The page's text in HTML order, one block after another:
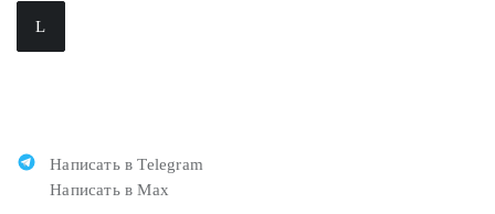
L
Написать в Telegram
Написать в Max